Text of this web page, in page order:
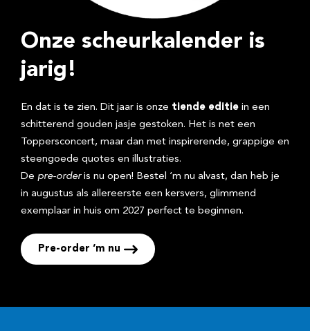
Onze scheurkalender is
jarig!
En dat is te zien. Dit jaar is onze tiende editie in een
schitterend gouden jasje gestoken. Het is net een
Toppersconcert, maar dan met inspirerende, grappige en
steengoede quotes en illustraties.
De pre-orderis nu open! Bestel ‘m nu alvast, dan heb je
in augustus als allereerste een kersvers, glimmend
exemplaar in huis om 2027 perfect te beginnen.
Pre-order ‘m nu